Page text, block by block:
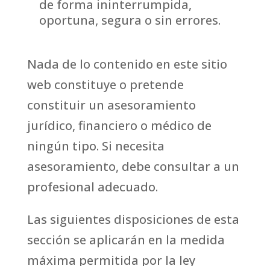
de forma ininterrumpida,
oportuna, segura o sin errores.
Nada de lo contenido en este sitio
web constituye o pretende
constituir un asesoramiento
jurídico, financiero o médico de
ningún tipo. Si necesita
asesoramiento, debe consultar a un
profesional adecuado.
Las siguientes disposiciones de esta
sección se aplicarán en la medida
máxima permitida por la ley